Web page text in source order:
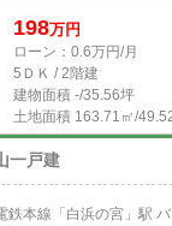
198万円
ローン：0.6万円/月
5ＤＫ / 2階建
建物面積 -/35.56坪
土地面積 163.71㎡/
一戸建
鉄本線「白浜の宮」駅